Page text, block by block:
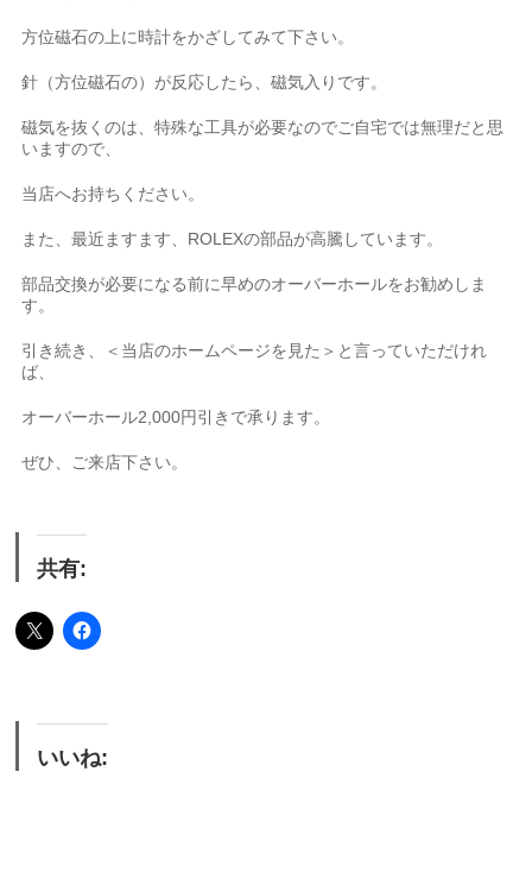
方位磁石の上に時計をかざしてみて下さい。
針（方位磁石の）が反応したら、磁気入りです。
磁気を抜くのは、特殊な工具が必要なのでご自宅では無理だと思
いますので、
当店へお持ちください。
また、最近ますます、ROLEXの部品が高騰しています。
部品交換が必要になる前に早めのオーバーホールをお勧めしま
す。
引き続き、＜当店のホームページを見た＞と言っていただけれ
ば、
オーバーホール2,000円引きで承ります。
ぜひ、ご来店下さい。
共有:
いいね: